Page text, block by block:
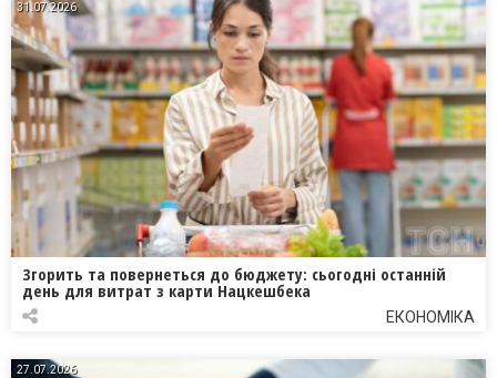
31.07.2026
Згорить та повернеться до бюджету: сьогодні останній
день для витрат з карти Нацкешбека
ЕКОНОМІКА
27.07.2026